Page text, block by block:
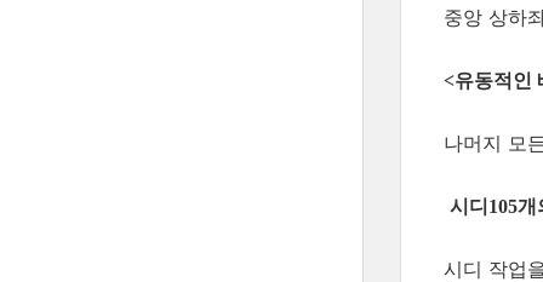
중앙 상하
<유동적인
나머지 모
시디105개
시디 작업